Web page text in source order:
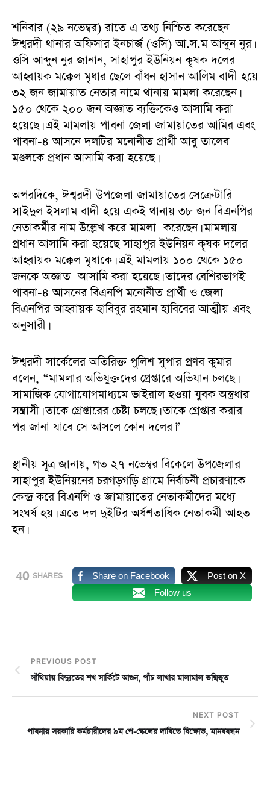
শনিবার (২৯ নভেম্বর) রাতে এ তথ্য নিশ্চিত করেছেন
ঈশ্বরদী থানার অফিসার ইনচার্জ (ওসি) আ.স.ম আব্দুন নুর।
ওসি আব্দুন নুর জানান, সাহাপুর ইউনিয়ন কৃষক দলের
আহ্বায়ক মক্কেল মৃধার ছেলে বাঁধন হাসান আলিম বাদী হয়ে
৩২ জন জামায়াত নেতার নামে থানায় মামলা করেছেন।
১৫০ থেকে ২০০ জন অজ্ঞাত ব্যক্তিকেও আসামি করা
হয়েছে। এই মামলায় পাবনা জেলা জামায়াতের আমির এবং
পাবনা-৪ আসনে দলটির মনোনীত প্রার্থী আবু তালেব
মণ্ডলকে প্রধান আসামি করা হয়েছে।
অপরদিকে, ঈশ্বরদী উপজেলা জামায়াতের সেক্রেটারি
সাইদুল ইসলাম বাদী হয়ে একই থানায় ৩৮ জন বিএনপির
নেতাকর্মীর নাম উল্লেখ করে মামলা করেছেন। মামলায়
প্রধান আসামি করা হয়েছে সাহাপুর ইউনিয়ন কৃষক দলের
আহ্বায়ক মক্কেল মৃধাকে। এই মামলায় ১০০ থেকে ১৫০
জনকে অজ্ঞাত আসামি করা হয়েছে। তাদের বেশিরভাগই
পাবনা-৪ আসনের বিএনপি মনোনীত প্রার্থী ও জেলা
বিএনপির আহ্বায়ক হাবিবুর রহমান হাবিবের আত্মীয় এবং
অনুসারী।
ঈশ্বরদী সার্কেলের অতিরিক্ত পুলিশ সুপার প্রণব কুমার
বলেন, “মামলার অভিযুক্তদের গ্রেপ্তারে অভিযান চলছে।
সামাজিক যোগাযোগমাধ্যমে ভাইরাল হওয়া যুবক অস্ত্রধার
সন্ত্রাসী। তাকে গ্রেপ্তারের চেষ্টা চলছে। তাকে গ্রেপ্তার করার
পর জানা যাবে সে আসলে কোন দলের।”
স্থানীয় সূত্র জানায়, গত ২৭ নভেম্বর বিকেলে উপজেলার
সাহাপুর ইউনিয়নের চরগড়গড়ি গ্রামে নির্বাচনী প্রচারণাকে
কেন্দ্র করে বিএনপি ও জামায়াতের নেতাকর্মীদের মধ্যে
সংঘর্ষ হয়। এতে দল দুইটির অর্ধশতাধিক নেতাকর্মী আহত
হন।
40 SHARES Share on Facebook
Post on X
Follow us
PREVIOUS POST
সাঁথিয়ায় বিদ্যুতের শখ সার্কিটে আগুন, পাঁচ লাখার মালামাল ভষ্মিভূত
NEXT POST
পাবনায় সরকারি কর্মচারীদের ৯ম পে-স্কেলের দাবিতে বিক্ষোভ, মানববন্ধন